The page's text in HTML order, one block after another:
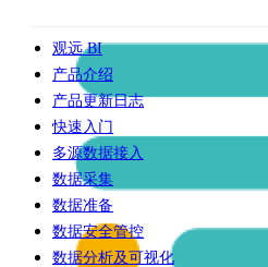
观远 BI
产品介绍
产品更新日志
快速入门
多源数据接入
数据采集
数据准备
数据安全管控
数据分析及可视化